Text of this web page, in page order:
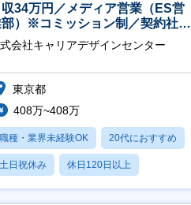
収34万円／メディア営業（ES営
）※コミッション制／契約社員
年目以降無期化
会社キャリアデザインセンター
東京都
408万~408万
職種・業界未経験OK 20代におすすめ
土日祝休み 休日120日以上
産休・育休あり